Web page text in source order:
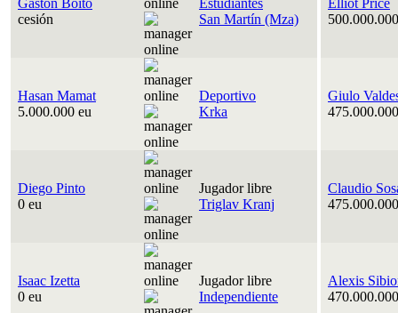
Gastón Boito
cesión
Estudiantes
San Martín (Mza)
Elliot Price
Hasan Mamat
5.000.000 eu
Deportivo
Krka
Giulo
Diego Pinto
0 eu
Jugador libre
Triglav Kranj
Claudio
Isaac Izetta
0 eu
Jugador libre
Independiente
Alexis